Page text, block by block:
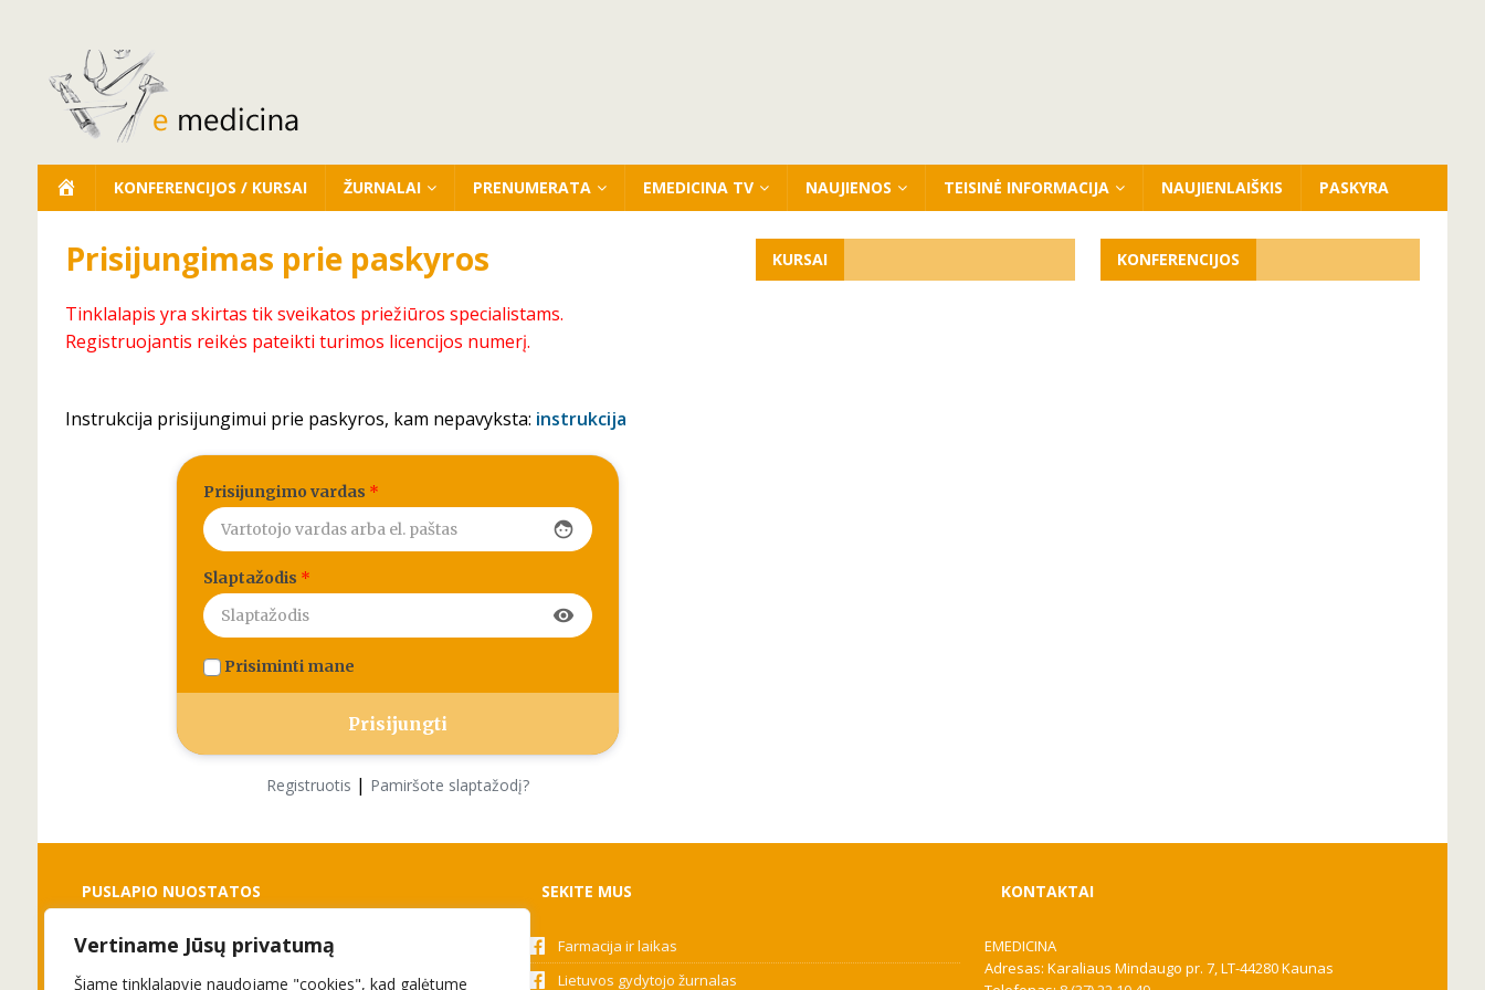
Vertiname Jūsų privatumą
Šiame tinklalapyje naudojame "cookies", kad galėtume
KONFERENCIJOS / KURSAI ŽURNALAI PRENUMERATA EMEDICINA TV NAUJIENOS TEISINĖ INFORMACIJA NAUJIENLAIŠKIS PASKYRA
Prisijungimas prie paskyros
Tinklalapis yra skirtas tik sveikatos priežiūros specialistams.
Registruojantis reikės pateikti turimos licencijos numerį.
Instrukcija prisijungimui prie paskyros, kam nepavyksta: instrukcija
Prisijungimo vardas *
face
Slaptažodis *
visibility
Prisiminti mane
Registruotis | Pamiršote slaptažodį?
KURSAI KONFERENCIJOS
PUSLAPIO NUOSTATOS
Slapukai
Privatumo politika
SEKITE MUS
Farmacija ir laikas
Lietuvos gydytojo žurnalas
KONTAKTAI
EMEDICINA
Adresas: Karaliaus Mindaugo pr. 7, LT-44280 Kaunas